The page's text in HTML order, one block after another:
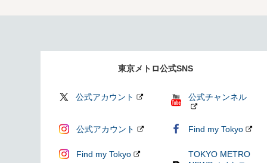
東京メトロ公式SNS
公式アカウント 公式チャンネル
公式アカウント Find my Tokyo
Find my Tokyo
TOKYO METRO